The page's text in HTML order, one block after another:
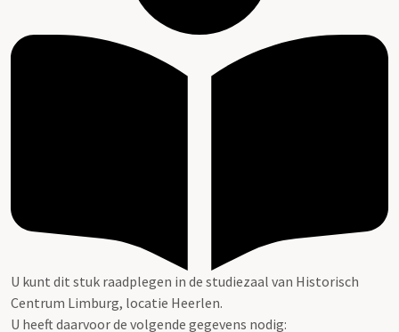
U kunt dit stuk raadplegen in de studiezaal van Historisch
Centrum Limburg, locatie Heerlen.
U heeft daarvoor de volgende gegevens nodig: